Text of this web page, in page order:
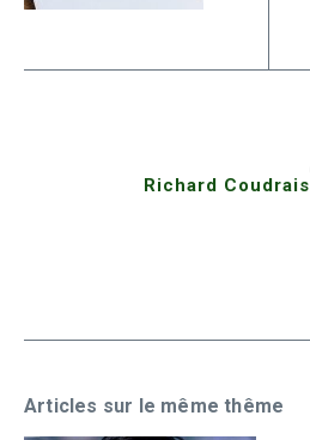
Richard Coudrais
Articles sur le même thême